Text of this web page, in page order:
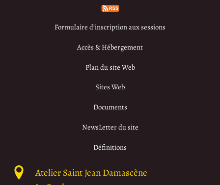
Formulaire d’inscription aux sessions
Accès & Hébergement
Plan du site Web
Sites Web
Documents
NewsLetter du site
Définitions
Atelier Saint Jean Damascène